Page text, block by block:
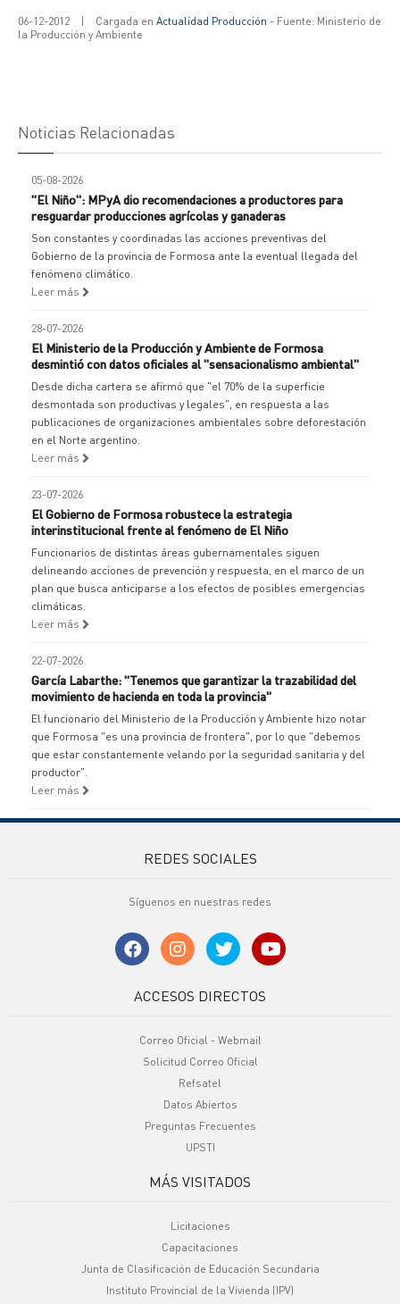
06-12-2012 | Cargada en Actualidad Producción - Fuente: Ministerio de
la Producción y Ambiente
Noticias Relacionadas
05-08-2026
"El Niño": MPyA dio recomendaciones a productores para
resguardar producciones agrícolas y ganaderas
Son constantes y coordinadas las acciones preventivas del
Gobierno de la provincia de Formosa ante la eventual llegada del
fenómeno climático.
Leer más
28-07-2026
El Ministerio de la Producción y Ambiente de Formosa
desmintió con datos oficiales al "sensacionalismo ambiental"
Desde dicha cartera se afirmó que "el 70% de la superficie
desmontada son productivas y legales", en respuesta a las
publicaciones de organizaciones ambientales sobre deforestación
en el Norte argentino.
Leer más
23-07-2026
El Gobierno de Formosa robustece la estrategia
interinstitucional frente al fenómeno de El Niño
Funcionarios de distintas áreas gubernamentales siguen
delineando acciones de prevención y respuesta, en el marco de un
plan que busca anticiparse a los efectos de posibles emergencias
climáticas.
Leer más
22-07-2026
García Labarthe: "Tenemos que garantizar la trazabilidad del
movimiento de hacienda en toda la provincia"
El funcionario del Ministerio de la Producción y Ambiente hizo notar
que Formosa "es una provincia de frontera", por lo que "debemos
que estar constantemente velando por la seguridad sanitaria y del
productor".
Leer más
REDES SOCIALES
Síguenos en nuestras redes
ACCESOS DIRECTOS
Correo Oficial - Webmail
Solicitud Correo Oficial
Refsatel
Datos Abiertos
Preguntas Frecuentes
UPSTI
MÁS VISITADOS
Licitaciones
Capacitaciones
Junta de Clasificación de Educación Secundaria
Instituto Provincial de la Vivienda (IPV)